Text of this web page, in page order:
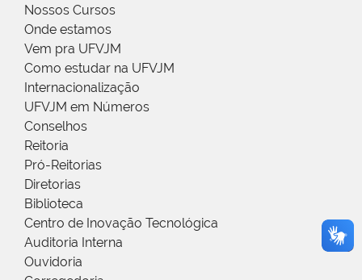
Nossos Cursos
Onde estamos
Vem pra UFVJM
Como estudar na UFVJM
Internacionalização
UFVJM em Números
Conselhos
Reitoria
Pró-Reitorias
Diretorias
Biblioteca
Centro de Inovação Tecnológica
Auditoria Interna
Ouvidoria